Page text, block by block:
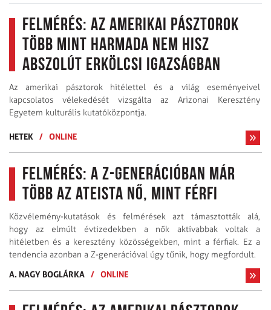
Felmérés: az amerikai pásztorok
több mint harmada nem hisz
abszolút erkölcsi igazságban
Az amerikai pásztorok hitélettel és a világ eseményeivel
kapcsolatos vélekedését vizsgálta az Arizonai Keresztény
Egyetem kulturális kutatóközpontja.
HETEK / ONLINE
Felmérés: a Z-generációban már
több az ateista nő, mint férfi
Közvélemény-kutatások és felmérések azt támasztották alá,
hogy az elmúlt évtizedekben a nők aktívabbak voltak a
hitéletben és a keresztény közösségekben, mint a férfiak. Ez a
tendencia azonban a Z-generációval úgy tűnik, hogy megfordult.
A. NAGY BOGLÁRKA / ONLINE